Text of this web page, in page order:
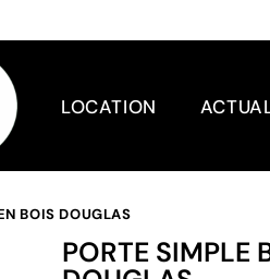
LOCATION
BOIS DOUGLAS
PORTE SIMPLE